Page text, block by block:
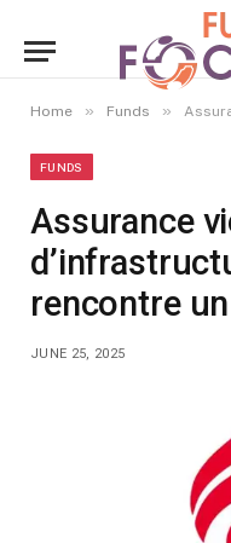
Home » Funds » Assurance
FUNDS
Assurance
rencontre
JUNE 25, 2025